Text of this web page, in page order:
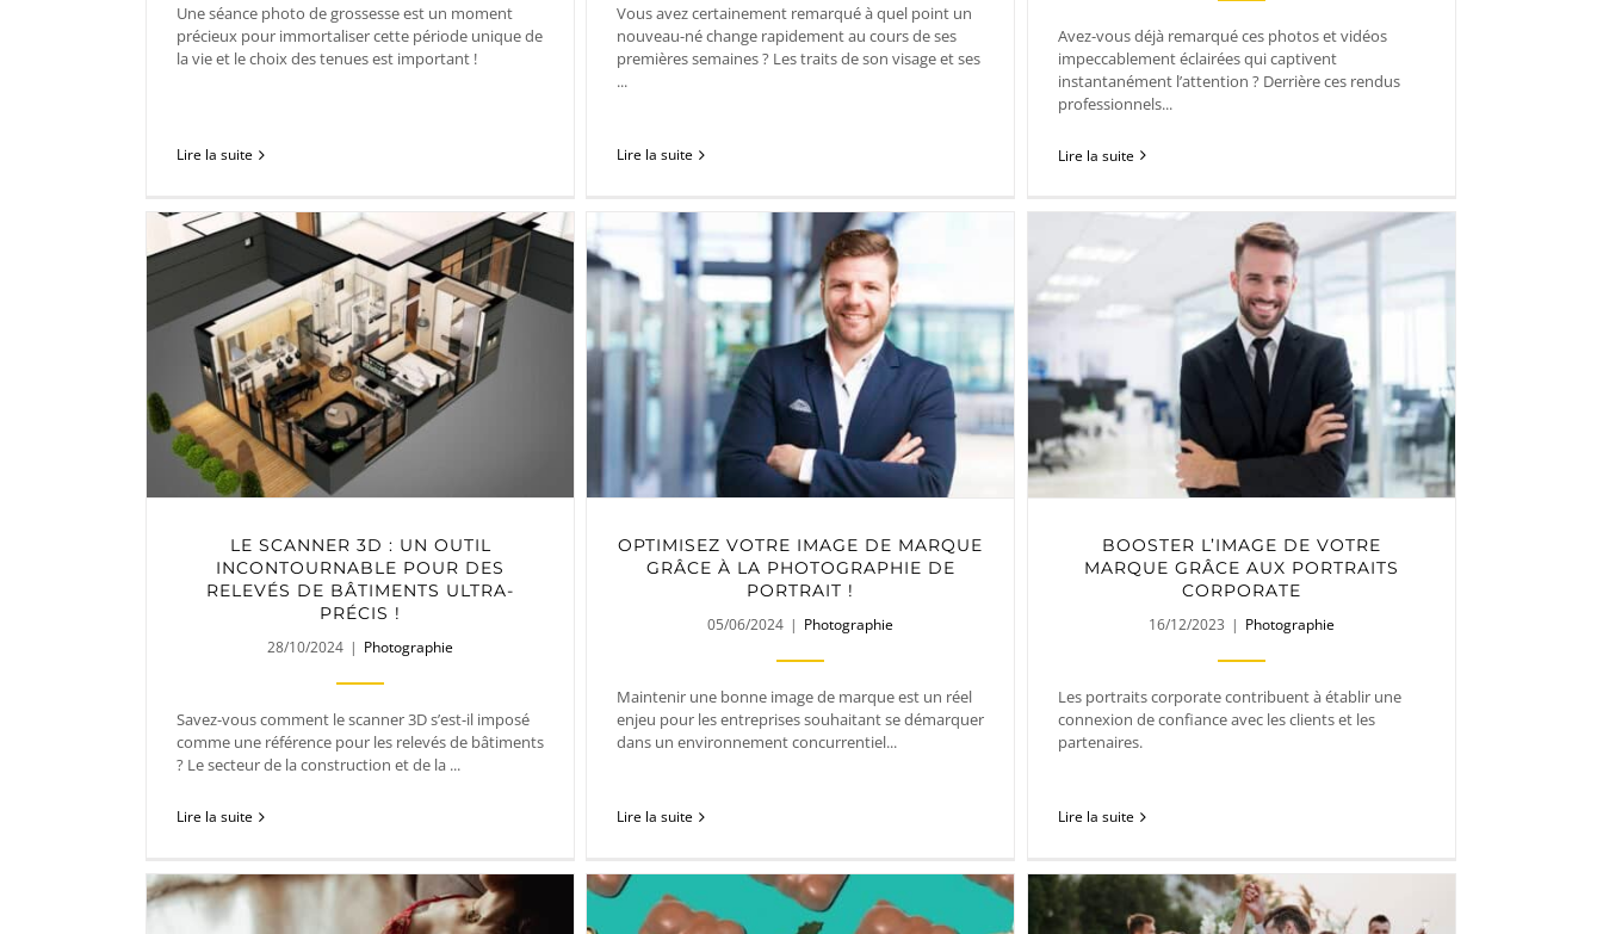
Une séance photo de grossesse est un moment
précieux pour immortaliser cette période unique de
la vie et le choix des tenues est important !
Lire la suite
Vous avez certainement remarqué à quel point un
nouveau-né change rapidement au cours de ses
premières semaines ? Les traits de son visage et ses
...
Lire la suite
Avez-vous déjà remarqué ces photos et vidéos
impeccablement éclairées qui captivent
instantanément l’attention ? Derrière ces rendus
professionnels...
Lire la suite
LE SCANNER 3D : UN OUTIL
INCONTOURNABLE POUR DES
RELEVÉS DE BÂTIMENTS ULTRA-
PRÉCIS !
28/10/2024 | Photographie
Savez-vous comment le scanner 3D s’est-il imposé
comme une référence pour les relevés de bâtiments
? Le secteur de la construction et de la ...
Lire la suite
OPTIMISEZ VOTRE IMAGE DE MARQUE
GRÂCE À LA PHOTOGRAPHIE DE
PORTRAIT !
05/06/2024 | Photographie
Maintenir une bonne image de marque est un réel
enjeu pour les entreprises souhaitant se démarquer
dans un environnement concurrentiel...
Lire la suite
BOOSTER L’IMAGE DE VOTRE
MARQUE GRÂCE AUX PORTRAITS
CORPORATE
16/12/2023 | Photographie
Les portraits corporate contribuent à établir une
connexion de confiance avec les clients et les
partenaires.
Lire la suite